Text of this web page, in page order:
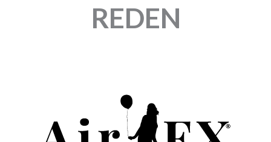
REDEN